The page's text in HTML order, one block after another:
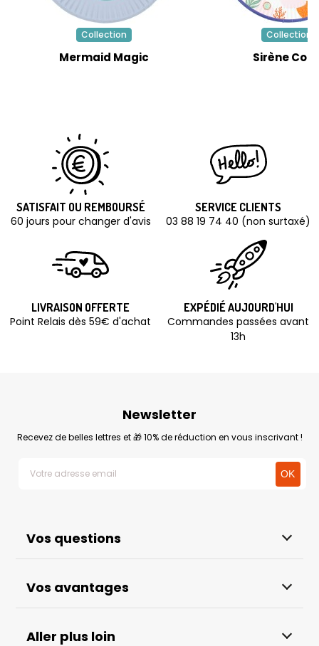
Collection
Mermaid Magic
Collection
Sirène
SATISFAIT OU REMBOURSÉ
60 jours pour changer d'avis
SERVICE CLIENTS
03 88 19 74 40 (non surtaxé)
LIVRAISON OFFERTE
Point Relais dès 59€ d'achat
EXPÉDIÉ AUJOURD'HUI
Commandes passées avant
13h
Vos questions
Vos avantages
Aller plus loin
Newsletter
Recevez de belles lettres et 🎁 10% de réduction en vous inscrivant !